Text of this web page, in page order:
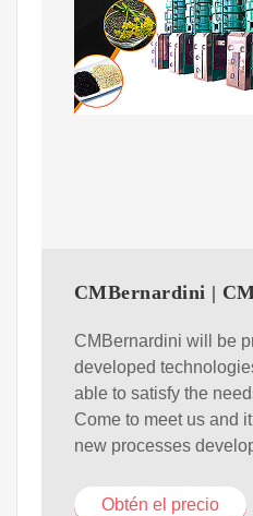
CMBernardini |
CMBernardini will be
developed
able to satisfy the
Come to meet us and
new processes
Obtén el precio